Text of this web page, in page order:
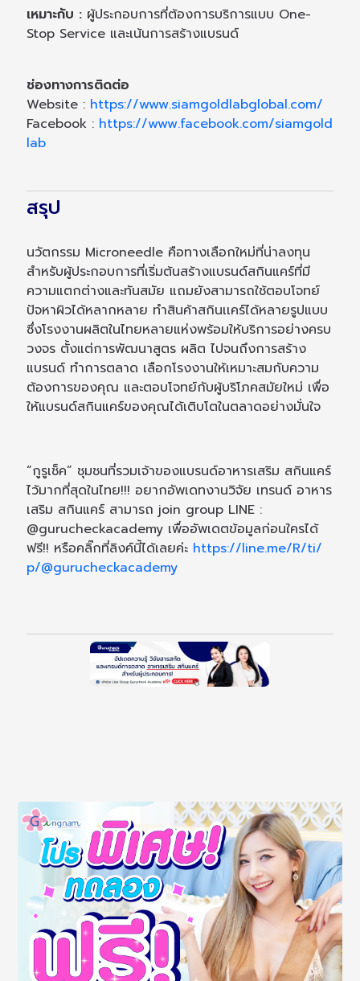
เหมาะกับ : ผู้ประกอบการที่ต้องการบริการแบบ One-
Stop Service และเน้นการสร้างแบรนด์
ช่องทางการติดต่อ
Website : https://www.siamgoldlabglobal.com/
Facebook : https://www.facebook.com/siamgold
lab
สรุป
นวัตกรรม Microneedle คือทางเลือกใหม่ที่น่าลงทุน
สำหรับผู้ประกอบการที่เริ่มต้นสร้างแบรนด์สกินแคร์ที่มี
ความแตกต่างและทันสมัย แถมยังสามารถใช้ตอบโจทย์
ปัจหาผิวได้หลากหลาย ทำสินค้าสกินเเคร์ได้หลายรูปแบบ
ซึ่งโรงงานผลิตในไทยหลายแห่งพร้อมให้บริการอย่างครบ
วงจร ตั้งแต่การพัฒนาสูตร ผลิต ไปจนถึงการสร้าง
แบรนด์ ทำการตลาด เลือกโรงงานให้เหมาะสมกับความ
ต้องการของคุณ และตอบโจทย์กับผู้บริโภคสมัยใหม่ เพื่อ
ให้แบรนด์สกินแคร์ของคุณได้เติบโตในตลาดอย่างมั่นใจ
“กูรูเช็ค” ชุมชนที่รวมเจ้าของแบรนด์อาหารเสริม สกินแคร์
ไว้มากที่สุดในไทย!!! อยากอัพเดทงานวิจัย เทรนด์ อาหาร
เสริม สกินแคร์ สามารถ join group LINE :
@gurucheckacademy เพื่ออัพเดตข้อมูลก่อนใครได้
ฟรี!! หรือคลิ๊กที่ลิงค์นี้ได้เลยค่ะ https://line.me/R/ti/
p/@gurucheckacademy